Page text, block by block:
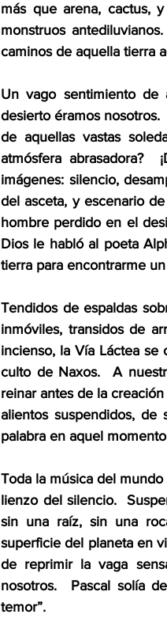
más que arena, cactus,
monstruos
caminos de aquella tierra
Un vago sentimiento de
desierto éramos nosotros.
de aquellas vastas
atmósfera abrasadora?
imágenes: silencio,
del asceta, y escenario
hombre perdido en el
Dios le habló al poeta
tierra para encontrarme
Tendidos de espaldas
inmóviles, transidos de
incienso, la Vía Láctea se
culto de Naxos.  A
reinar antes de la
alientos suspendidos, de
palabra en aquel
Toda la música del
lienzo del silencio.
sin una raíz, sin una
superficie del planeta en
de reprimir la vaga
nosotros.  Pascal solía
temor”.